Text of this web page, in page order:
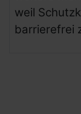
weil
barrierefrei